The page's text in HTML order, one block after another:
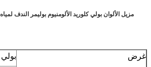
مزيل الألوان بولي كلوريد الألومنيوم بوليمر الندف
غرض
بولي